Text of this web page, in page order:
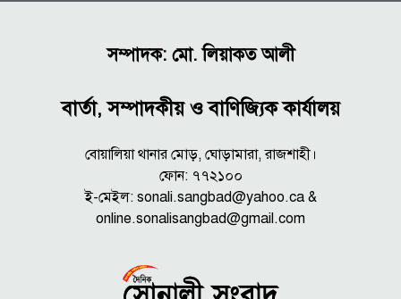
সম্পাদক: মো. লিয়াকত আলী
বার্তা, সম্পাদকীয় ও বাণিজ্যিক কার্যালয়
বোয়ালিয়া থানার মোড়, ঘোড়ামারা, রাজশাহী।
ফোন: ৭৭২১০০
ই-মেইল: sonali.sangbad@yahoo.ca &
online.sonalisangbad@gmail.com